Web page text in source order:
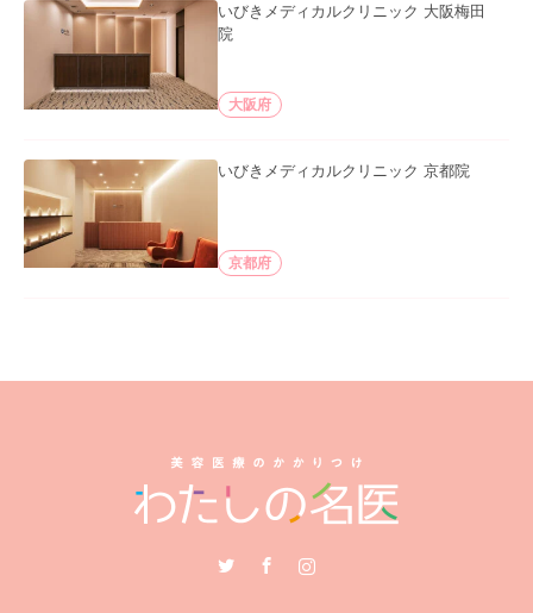
いびきメディカルクリニック 大阪梅田
院
大阪府
いびきメディカルクリニック 京都院
京都府
Instagram